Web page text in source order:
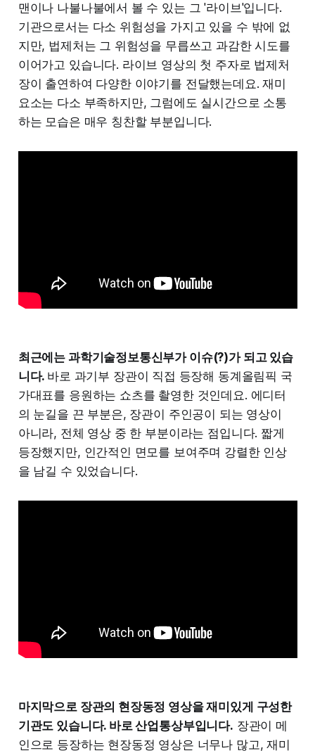
맨이나 나불나불에서 볼 수 있는 그 '라이브'입니다.
기관으로서는 다소 위험성을 가지고 있을 수 밖에 없
지만, 법제처는 그 위험성을 무릅쓰고 과감한 시도를
이어가고 있습니다. 라이브 영상의 첫 주자로 법제처
장이 출연하여 다양한 이야기를 전달했는데요. 재미
요소는 다소 부족하지만, 그럼에도 실시간으로 소통
하는 모습은 매우 칭찬할 부분입니다.
최근에는 과학기술정보통신부가 이슈(?)가 되고 있습
니다. 바로 과기부 장관이 직접 등장해 동계올림픽 국
가대표를 응원하는 쇼츠를 촬영한 것인데요. 에디터
의 눈길을 끈 부분은, 장관이 주인공이 되는 영상이
아니라, 전체 영상 중 한 부분이라는 점입니다. 짧게
등장했지만, 인간적인 면모를 보여주며 강렬한 인상
을 남길 수 있었습니다.
마지막으로 장관의 현장동정 영상을 재미있게 구성한
기관도 있습니다. 바로 산업통상부입니다. 장관이 메
인으로 등장하는 현장동정 영상은 너무나 많고, 재미